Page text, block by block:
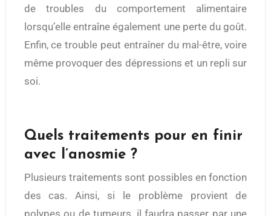
de troubles du comportement alimentaire
lorsqu’elle entraîne également une perte du goût.
Enfin, ce trouble peut entraîner du mal-être, voire
même provoquer des dépressions et un repli sur
soi.
Quels traitements pour en finir
avec l’anosmie ?
Plusieurs traitements sont possibles en fonction
des cas. Ainsi, si le problème provient de
polypes ou de tumeurs, il faudra passer par une